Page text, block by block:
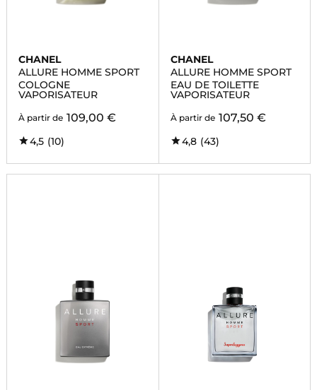
CHANEL
ALLURE HOMME SPORT
COLOGNE
VAPORISATEUR
À partir de 109,00 €
4,5 (10)
CHANEL
ALLURE HOMME SPORT
EAU DE TOILETTE
VAPORISATEUR
À partir de 107,50 €
4,8 (43)